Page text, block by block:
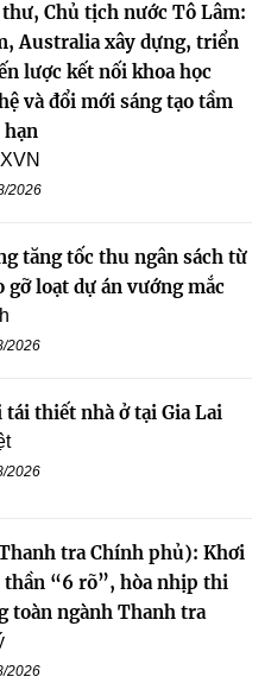
Chủ tịch nước Tô Lâm:
Australia xây dựng, triển
lược kết nối khoa học
và đổi mới sáng tạo tầm
hạn
2026
tăng tốc thu ngân sách từ
gỡ loạt dự án vướng mắc
2026
tái thiết nhà ở tại Gia Lai
2026
tra Chính phủ): Khơi
“6 rõ”, hòa nhịp thi
toàn ngành Thanh tra
2026